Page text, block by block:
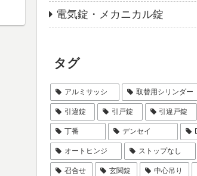
電気錠・メカニカル錠
タグ
アルミサッシ 取替用シリンダー
引違錠 引戸錠 引違戸錠
丁番 デンセイ
オートヒンジ ストップなし
召合せ 玄関錠 中心吊り